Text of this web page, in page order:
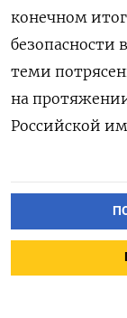
конечном
безопасности
теми
на
Российской